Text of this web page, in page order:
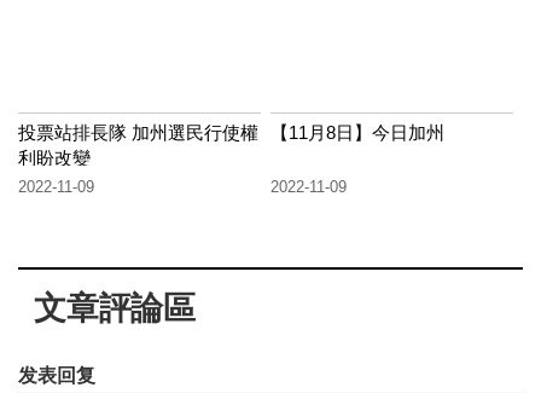
投票站排長隊 加州選民行使權
利盼改變
2022-11-09
【11月8日】今日加州
2022-11-09
文章評論區
发表回复